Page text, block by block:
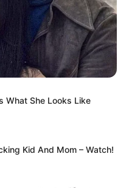
What She Looks Like
Kid And Mom – Watch!